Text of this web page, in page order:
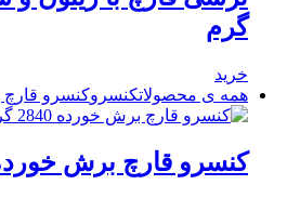
گرم
خرید
همه ی محصولاتکنسروکنسرو قارچ
کنسرو قارچ برش خورده 2840